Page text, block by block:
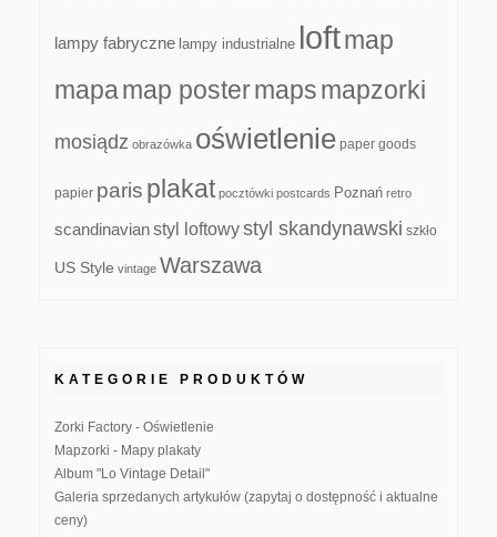
lampy fabryczne lampy industrialne loftmap
mapamap postermapsmapzorki
mosiądz obrazówka oświetlenie paper goods
papier paris plakat pocztówki postcards Poznań retro
scandinavianstyl loftowystyl skandynawski szkło
US Style vintage Warszawa
KATEGORIE PRODUKTÓW
Zorki Factory - Oświetlenie
Mapzorki - Mapy plakaty
Album "Lo Vintage Detail"
Galeria sprzedanych artykułów (zapytaj o dostępność i aktualne
ceny)